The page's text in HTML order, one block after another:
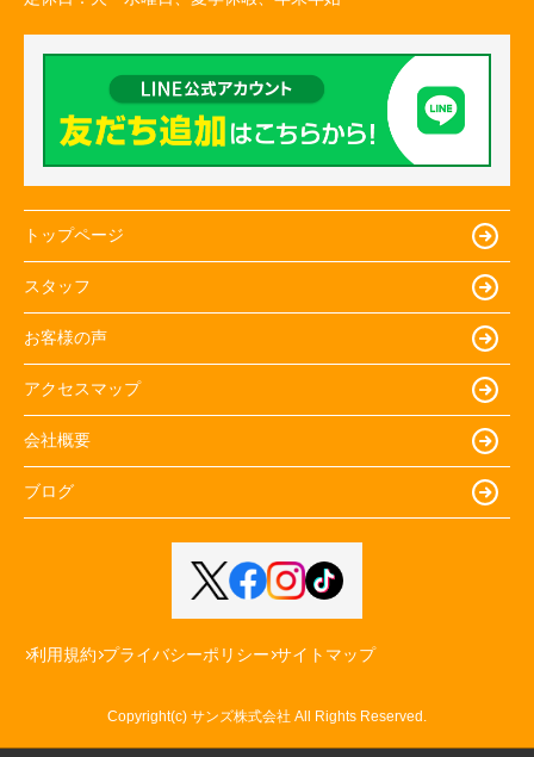
トップページ
スタッフ
お客様の声
アクセスマップ
会社概要
ブログ
利用規約 プライバシーポリシー サイトマップ
Copyright(c) サンズ株式会社 All Rights Reserved.